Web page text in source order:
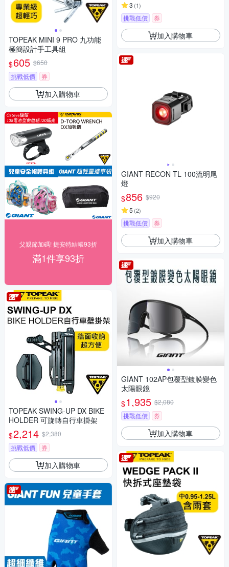
TOPEAK MINI 9 PRO 九功能
極簡設計手工具組
$605 $650
挑戰低價
券
加入購物車
父親節加碼! 捷安特結帳93折
滿1件享93折
TOPEAK SWING-UP DX BIKE
HOLDER 可旋轉自行車掛架
$2,214 $2,380
挑戰低價
券
加入購物車
3 (1)
挑戰低價 券
加入購物車
GIANT RECON TL 100流明尾
燈
$856 $920
5 (2)
挑戰低價 券
加入購物車
GIANT 102AP包覆型鍍膜變色
太陽眼鏡
$1,935 $2,080
挑戰低價
券
加入購物車